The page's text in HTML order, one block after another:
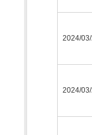
2024/
2024/